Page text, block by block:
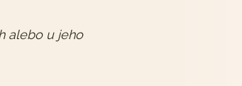
alebo u jeho